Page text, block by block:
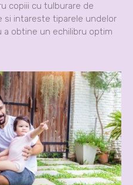
copiii cu tulburare de
intareste tiparele undelor
a obtine un echilibru optim